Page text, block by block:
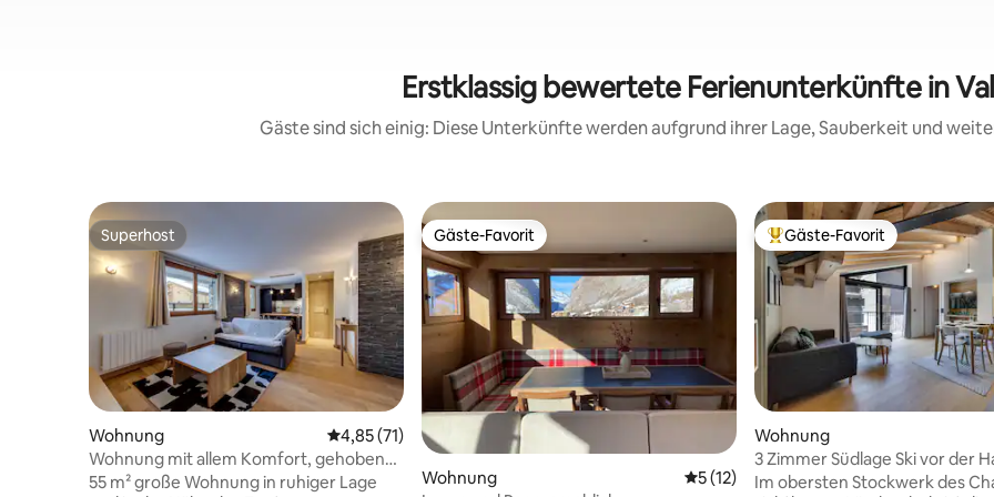
Erstklassig bewertete Ferienunterkünfte in
Gäste sind sich einig: Diese Unterkünfte werden aufgrund ihrer Lage, Sauberkeit und
Superhost
Superhost
Wohnung Durchschnittliche Bewertung: 4,85 von 5, 71 Bewertungen
4,85 (71)
Wohnung mit allem Komfort, gehobene
Klasse
55 m² große Wohnung in ruhiger Lage
Gäste-Favorit
Gäste-Favorit
Wohnung Durchschnittliche Bewertung: 5 von 5,
5 (12)
Beliebter Gäste-Favorit.
Gäste-Favorit
Wohnung
3 Zimmer Südlage Ski vor der
Im obersten Stockwerk des